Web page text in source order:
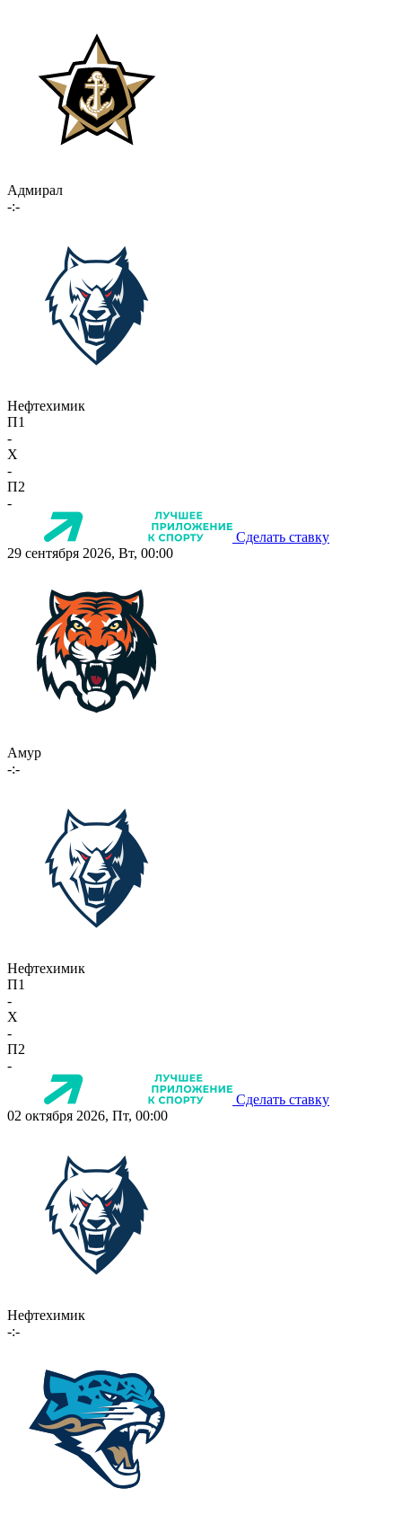
Адмирал
-:-
Нефтехимик
П1
-
X
-
П2
-
Сделать ставку
29 сентября 2026, Вт, 00:00
Амур
-:-
Нефтехимик
П1
-
X
-
П2
-
Сделать ставку
02 октября 2026, Пт, 00:00
Нефтехимик
-:-